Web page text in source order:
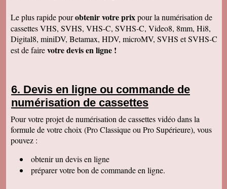
Fantastique. Encore merci. Je vous remercie
beaucoup de la rapidité avec laquelle vous avez
traité ma commande.
Anaïs H
J'ai bien reçu le colis. Merci pour votre travail.
Merci.
Bernard D
Hervé L
J'ai bien reçu le colis. Après visonnage de
Christophe M.
Nous avons bien reçu les K7 et le disque dur.
Le plus rapide pourobtenir votre prixpour la numérisation de
cassettes VHS, SVHS, VHS-C, SVHS-C, Video8, 8mm, Hi8,
Digital8, miniDV, Betamax, HDV, microMV, SVHS et SVHS-C
est de fairevotre devis en ligne !
Devis en ligne ou commande de
numérisation de cassettes
Pour votre projet de numérisation de cassettes vidéo dans la
formule de votre choix (Pro Classique ou Pro Supérieure), vous
pouvez :
obtenir un devis en ligne
préparer votre bon de commande en ligne.